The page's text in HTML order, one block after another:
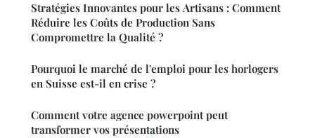
Stratégies Innovantes pour les Artisans : Comment
Réduire les Coûts de Production Sans
Compromettre la Qualité ?
Pourquoi le marché de l'emploi pour les horlogers
en Suisse est-il en crise ?
Comment votre agence powerpoint peut
transformer vos présentations